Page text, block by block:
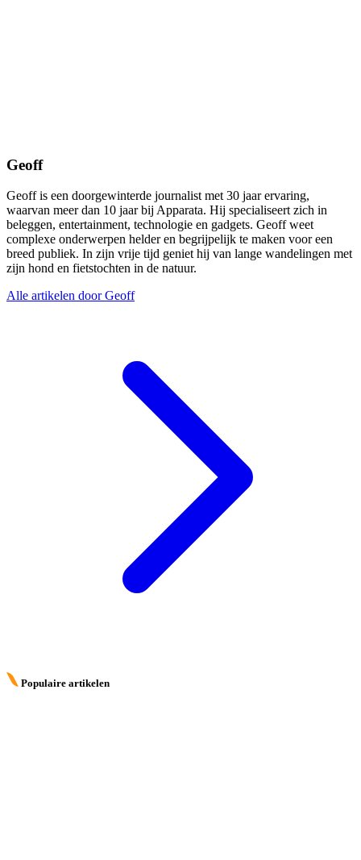
Geoff
Geoff is een doorgewinterde journalist met 30 jaar ervaring,
waarvan meer dan 10 jaar bij Apparata. Hij specialiseert zich in
beleggen, entertainment, technologie en gadgets. Geoff weet
complexe onderwerpen helder en begrijpelijk te maken voor een
breed publiek. In zijn vrije tijd geniet hij van lange wandelingen met
zijn hond en fietstochten in de natuur.
Alle artikelen door Geoff
Populaire artikelen